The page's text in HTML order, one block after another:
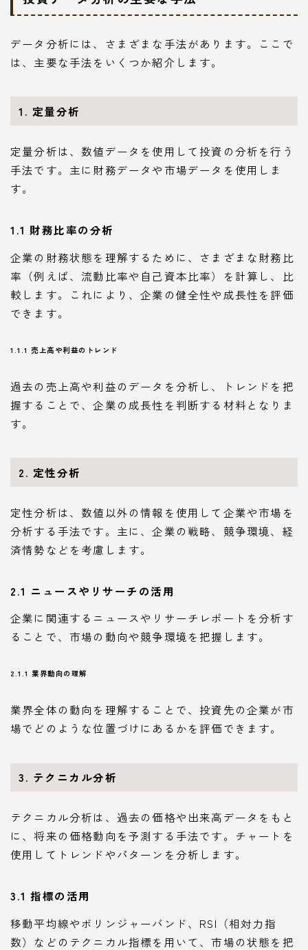
データ分析には、さまざまな手法があります。ここで
は、主要な手法をいくつか紹介します。
1. 定量分析
定量分析は、数値データを使用して投資の分析を行う
手法です。主に財務データや市場データを使用しま
す。
1.1 財務比率の分析
企業の財務状態を理解するために、さまざまな財務比
率（例えば、流動比率や自己資本比率）を計算し、比
較します。これにより、企業の健全性や成長性を評価
できます。
1.1.1 売上高や利益のトレンド
過去の売上高や利益のデータを分析し、トレンドを把
握することで、企業の成長性を判断する材料となりま
す。
2. 定性分析
定性分析は、数値以外の情報を使用して企業や市場を
分析する手法です。主に、企業の戦略、競争環境、経
済情勢などを考慮します。
2.1 ニュースやリサーチの活用
企業に関連するニュースやリサーチレポートを分析す
ることで、市場の動向や競争環境を把握します。
2.1.1 業界動向の理解
業界全体の動向を理解することで、投資先の企業が市
場でどのような位置づけにあるかを評価できます。
3. テクニカル分析
テクニカル分析は、過去の価格や出来高データをもと
に、将来の価格動向を予測する手法です。チャートを
使用してトレンドやパターンを分析します。
3.1 指標の活用
移動平均線やボリンジャーバンド、RSI（相対力指
数）などのテクニカル指標を用いて、市場の状態を把